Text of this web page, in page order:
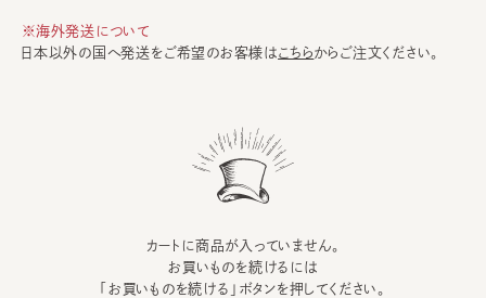
※海外発送について
日本以外の国へ発送をご希望のお客様はこちらからご注文ください。
カートに商品が入っていません。
お買いものを続けるには
「お買いものを続ける」ボタンを押してください。